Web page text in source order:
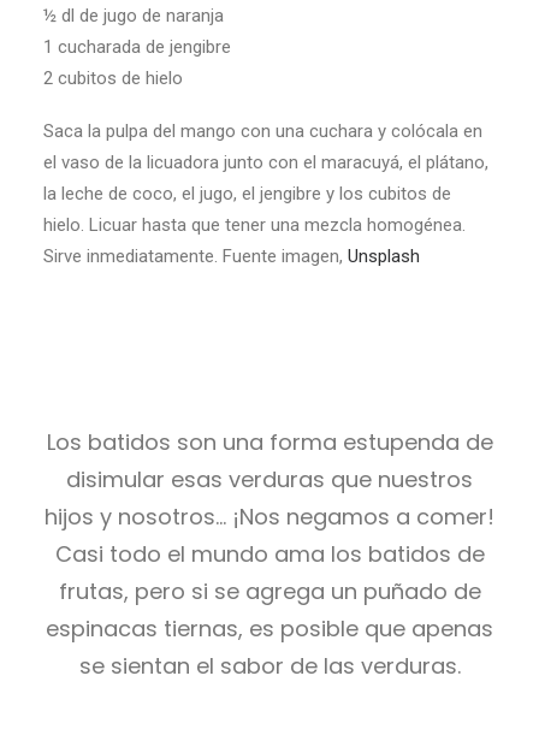
½ dl de jugo de naranja
1 cucharada de jengibre
2 cubitos de hielo
Saca la pulpa del mango con una cuchara y colócala en
el vaso de la licuadora junto con el maracuyá, el plátano,
la leche de coco, el jugo, el jengibre y los cubitos de
hielo. Licuar hasta que tener una mezcla homogénea.
Sirve inmediatamente. Fuente imagen, Unsplash
Los batidos son una forma estupenda de
disimular esas verduras que nuestros
hijos y nosotros… ¡Nos negamos a comer!
Casi todo el mundo ama los batidos de
frutas, pero si se agrega un puñado de
espinacas tiernas, es posible que apenas
se sientan el sabor de las verduras.